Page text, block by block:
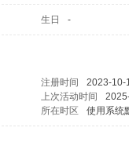
生日 -
注册时间
2023-10-
上次活动时间
所在时区 使用系统